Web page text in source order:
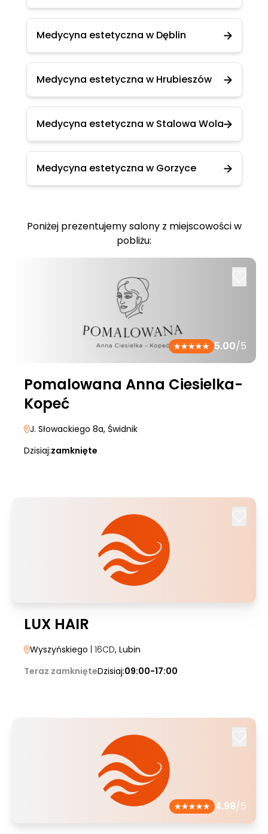
Medycyna estetyczna w Dęblin
Medycyna estetyczna w Hrubieszów
Medycyna estetyczna w Stalowa Wola
Medycyna estetyczna w Gorzyce
Poniżej prezentujemy salony z miejscowości w
pobliżu:
5.00/5
Pomalowana Anna Ciesielka-
Kopeć
J. Słowackiego 8a, Świdnik
Dzisiaj:zamknięte
LUX HAIR
Wyszyńskiego | 16CD, Lubin
Teraz zamknięteDzisiaj:09:00-17:00
4.98/5